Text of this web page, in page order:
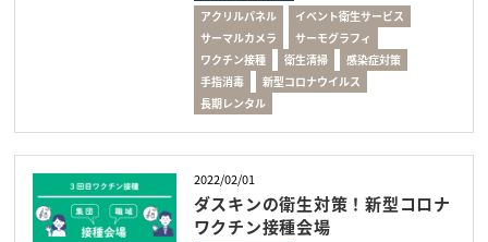
アクリルパネル
イベント衛生サービス
サーマルカメラ
サーモグラフィ
ワクチン接種
衛生清掃
感染症対策
手指消毒
新型コロナウイルス
長期レンタル
2022/02/01
ダスキンの衛生対策！新型コロナ
ワクチン接種会場